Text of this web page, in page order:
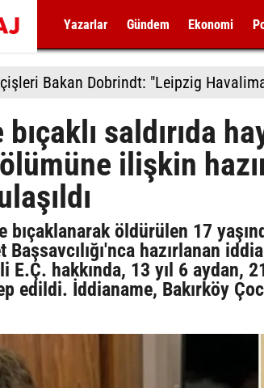
Yazarlar Gündem Ekonomi
saldırıda
ilişkin
bıçaklanarak öldürülen 17
hazırlanan
E.Ç. hakkında, 13 yıl 6 aydan,
edildi. İddianame, Bakırköy